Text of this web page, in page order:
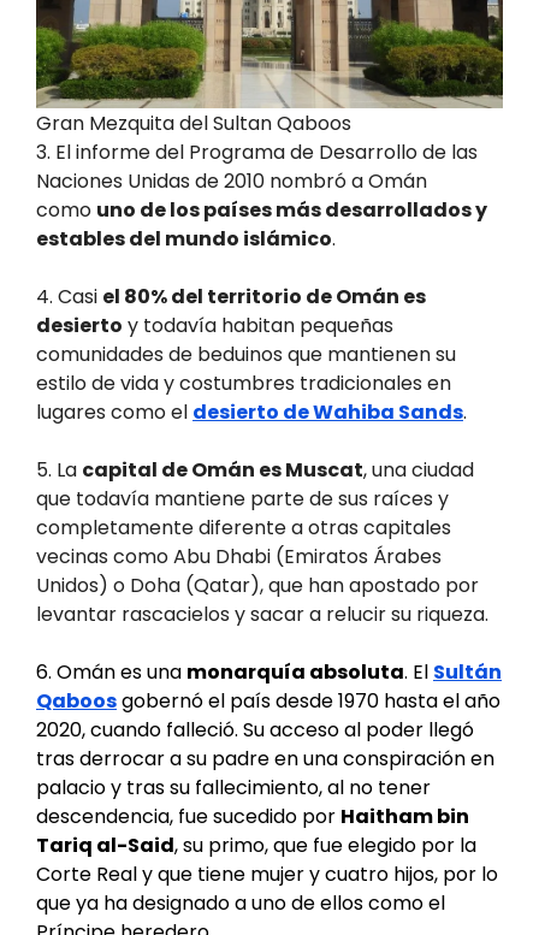
Gran Mezquita del Sultan Qaboos
3. El informe del Programa de Desarrollo de las
Naciones Unidas de 2010 nombró a Omán
como uno de los países más desarrollados y
estables del mundo islámico.
4. Casi el 80% del territorio de Omán es
desierto y todavía habitan pequeñas
comunidades de beduinos que mantienen su
estilo de vida y costumbres tradicionales en
lugares como el desierto de Wahiba Sands.
5. La capital de Omán es Muscat, una ciudad
que todavía mantiene parte de sus raíces y
completamente diferente a otras capitales
vecinas como Abu Dhabi (Emiratos Árabes
Unidos) o Doha (Qatar), que han apostado por
levantar rascacielos y sacar a relucir su riqueza.
6. Omán es una monarquía absoluta. El Sultán
Qaboosgobernó el país desde 1970 hasta el año
2020, cuando falleció. Su acceso al poder llegó
tras derrocar a su padre en una conspiración en
palacio y tras su fallecimiento, al no tener
descendencia, fue sucedido por Haitham bin
Tariq al-Said, su primo, que fue elegido por la
Corte Real y que tiene mujer y cuatro hijos, por lo
que ya ha designado a uno de ellos como el